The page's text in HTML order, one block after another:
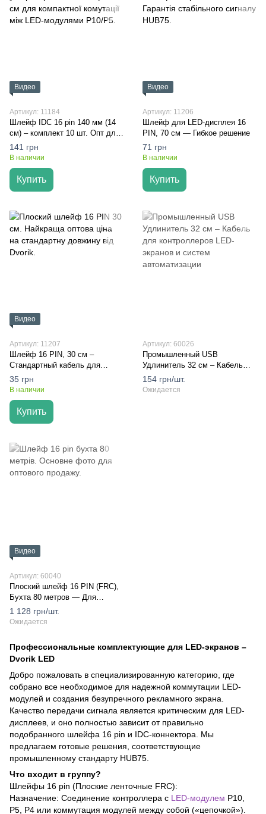
Видео
Артикул: 11184
Шлейф IDC 16 pin 140 мм (14
см) – комплект 10 шт. Опт для
HUB75
141 грн
В наличии
Купить
Видео
Артикул: 11206
Шлейф для LED-дисплея 16
PIN, 70 см — Гибкое решение
71 грн
В наличии
Купить
Видео
Артикул: 11207
Шлейф 16 PIN, 30 см –
Стандартный кабель для
коммутации LED-модулей
(HUB75)
35 грн
В наличии
Купить
Артикул: 60026
Промышленный USB
Удлинитель 32 см – Кабель
для контроллеров LED-экранов
и систем автоматизации
154 грн/шт.
Ожидается
Видео
Артикул: 60040
Плоский шлейф 16 PIN (FRC),
Бухта 80 метров — Для
серийного производства LED-
экранов
1 128 грн/шт.
Ожидается
Профессиональные комплектующие для LED-экранов –
Dvorik LED
Добро пожаловать в специализированную категорию, где
собрано все необходимое для надежной коммутации LED-
модулей и создания безупречного рекламного экрана.
Качество передачи сигнала является критическим для LED-
дисплеев, и оно полностью зависит от правильно
подобранного шлейфа 16 pin и IDC-коннектора. Мы
предлагаем готовые решения, соответствующие
промышленному стандарту HUB75.
Что входит в группу?
Шлейфы 16 pin (Плоские ленточные FRC):
Назначение: Соединение контроллера с LED-модулем P10,
P5, P4 или коммутация модулей между собой («цепочкой»).